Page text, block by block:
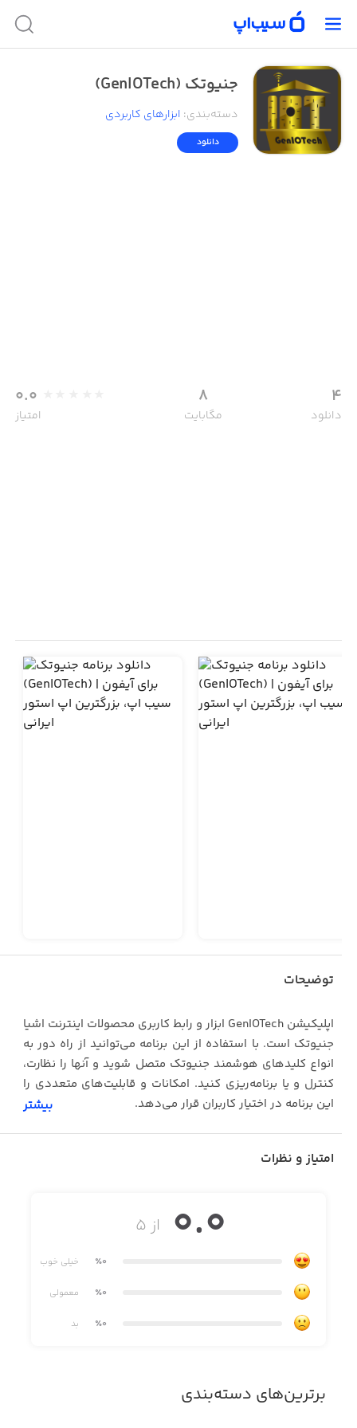
جنیوتک (GenIOTech)
دسته‌بندی: ابزار‌های کاربردی
دانلود
4
دانلود
8
مگابایت
0.0
امتیاز
توضیحات
اپلیکیشن GenIOTech ابزار و رابط کاربری محصولات اینترنت اشیا
جنیوتک است. با استفاده از این برنامه می‌توانید از راه دور به
انواع کلیدهای هوشمند جنیوتک متصل شوید و آنها را نظارت،
کنترل و یا برنامه‌ریزی کنید. امکانات و قابلیت‌های متعددی را
این برنامه در اختیار کاربران قرار می‌دهد.
برخی از این ویژگی‌ها عبارتند از:
• کنترل از طریق اینترنت از هر نقطه از دنیا
تایمر به صورت همزمان).
ساعت شبانه روز
• امکان فعال‌سازی خروجی تصادفی که بیشترین کاربرد آن برای
• عملکرد خروجی به صورت لحظه‌ای و پالسی. با این ویژگی
بیشتر
امتیاز و نظرات
از ۵ 0.0
٪0 خیلی خوب
٪0 معمولی
٪0 بد
برترین‌های دسته‌بندی